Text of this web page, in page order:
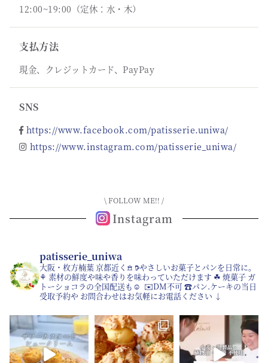
12:00~19:00（定休：水・木）
支払方法
現金、クレジットカード、PayPay
SNS
https://www.facebook.com/patisserie.uniwa/
https://www.instagram.com/patisserie_uniwa/
\ FOLLOW ME!! /
Instagram
patisserie_uniwa
大阪・枚方楠葉 京都近く𖠿𖠚やさしいお菓子とパンを日常に。
⚘ 素材の鮮度や味や香りを味わっていただけます ☘︎ 焼菓子 ガ
トーショコラの全国配送も☺︎ ✉️DM不可☎︎パン.ケーキの当日
受取予約や お問合わせはお気軽にお電話ください ↓